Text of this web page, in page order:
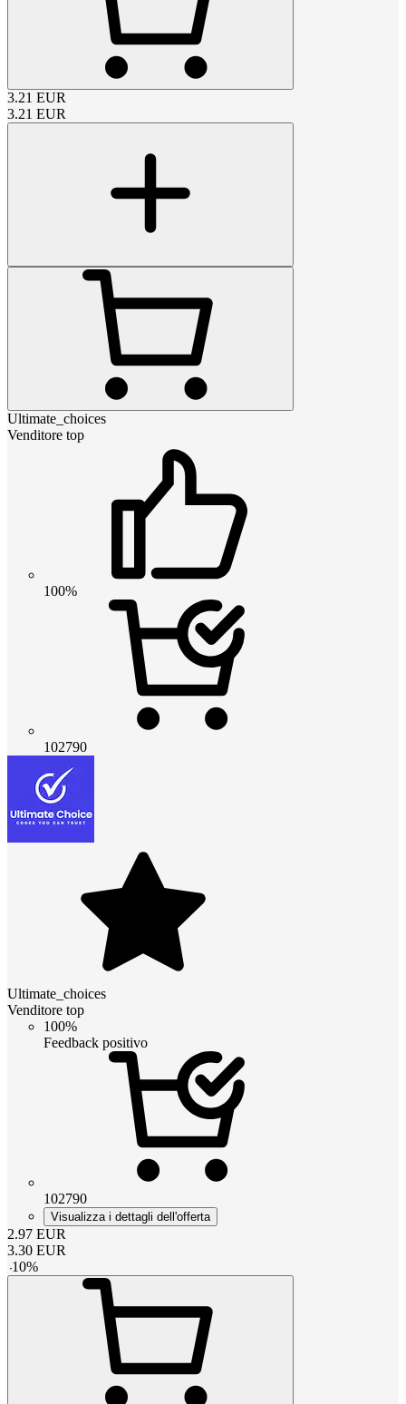
3.21 EUR
3.21 EUR
Ultimate_choices
Venditore top
100%
102790
Ultimate_choices
Venditore top
100%
Feedback positivo
102790
Visualizza i dettagli dell'offerta
2.97 EUR
3.30 EUR
-10%